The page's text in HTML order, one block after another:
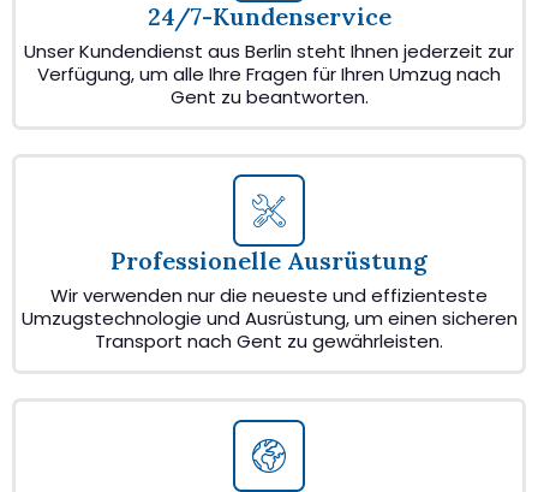
24/7-Kundenservice
Unser Kundendienst aus Berlin steht Ihnen jederzeit zur
Verfügung, um alle Ihre Fragen für Ihren Umzug nach
Gent zu beantworten.
Professionelle Ausrüstung
Wir verwenden nur die neueste und effizienteste
Umzugstechnologie und Ausrüstung, um einen sicheren
Transport nach Gent zu gewährleisten.